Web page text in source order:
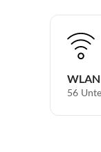
WLAN
56